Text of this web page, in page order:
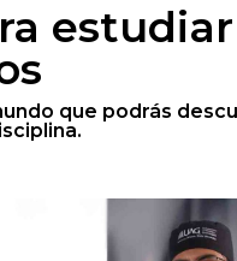
que podrás